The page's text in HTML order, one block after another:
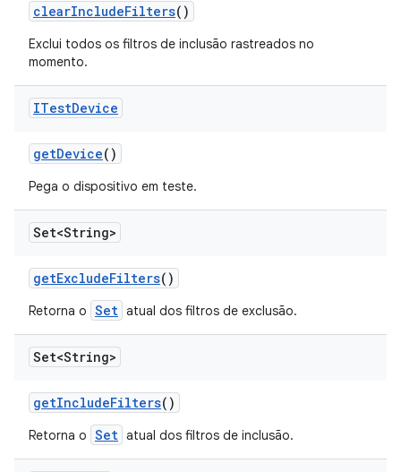
clearIncludeFilters()
Exclui todos os filtros de inclusão rastreados no
momento.
ITestDevice
getDevice()
Pega o dispositivo em teste.
Set<String>
getExcludeFilters()
Retorna o Set atual dos filtros de exclusão.
Set<String>
getIncludeFilters()
Retorna o Set atual dos filtros de inclusão.